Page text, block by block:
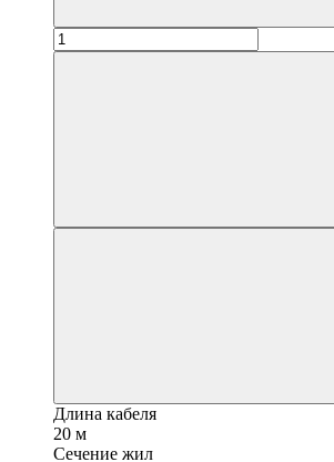
Длина кабеля
20 м
Сечение жил